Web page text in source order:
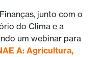
junto com o
do Clima e a
um webinar para
A: Agricultura,